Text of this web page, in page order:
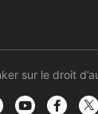
sur le droit